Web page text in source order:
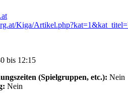
Kiga/
bis 12:15
(Spielgruppen, etc.): Nein
Nein